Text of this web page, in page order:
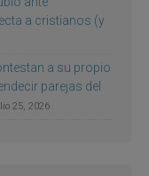
a cristianos (y
a su propio
parejas del
25, 2026